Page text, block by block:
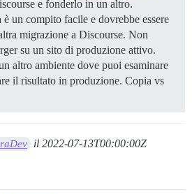
e fonderlo in un altro.
un compito facile e dovrebbe essere
migrazione a Discourse. Non
su un sito di produzione attivo.
altro ambiente dove puoi esaminare
il risultato in produzione. Copia vs
il2022-07-13T00:00:00Z